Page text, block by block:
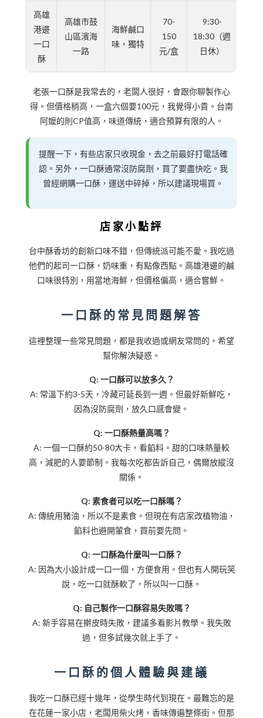
高雄
港邊
一口
酥
高雄市鼓
山區濱海
一路
海鮮鹹口
味，獨特
70-
150
元/盒
9:30-
18:30（週
日休）
老張一口酥是我常去的，老闆人很好，會跟你聊製作心
得。但價格稍高，一盒六個要100元，我覺得小貴。台南
阿嬤的則CP值高，味道傳統，適合預算有限的人。
提醒一下，有些店家只收現金，去之前最好打電話確
認。另外，一口酥通常沒防腐劑，買了要盡快吃。我
曾經網購一口酥，運送中碎掉，所以建議現場買。
店家小點評
台中酥香坊的創新口味不錯，但傳統派可能不愛。我吃過
他們的起司一口酥，奶味重，有點像西點。高雄港邊的鹹
口味很特別，用當地海鮮，但價格偏高，適合嘗鮮。
一口酥的常見問題解答
這裡整理一些常見問題，都是我收過或網友常問的。希望
幫你解決疑惑。
Q: 一口酥可以放多久？
A: 常溫下約3-5天，冷藏可延長到一週。但最好新鮮吃，
因為沒防腐劑，放久口感會變。
Q: 一口酥熱量高嗎？
A: 一個一口酥約50-80大卡，看餡料。甜的口味熱量較
高，減肥的人要節制。我每次吃都告訴自己，偶爾放縱沒
關係。
Q: 素食者可以吃一口酥嗎？
A: 傳統用豬油，所以不是素食。但現在有店家改植物油，
餡料也避開葷食，買前要先問。
Q: 一口酥為什麼叫一口酥？
A: 因為大小設計成一口一個，方便食用。但也有人開玩笑
說，吃一口就酥軟了，所以叫一口酥。
Q: 自己製作一口酥容易失敗嗎？
A: 新手容易在擀皮時失敗，建議多看影片教學。我失敗
過，但多試幾次就上手了。
一口酥的個人體驗與建議
我吃一口酥已經十幾年，從學生時代到現在。最難忘的是
在花蓮一家小店，老闆用柴火烤，香味傳遍整條街。但那